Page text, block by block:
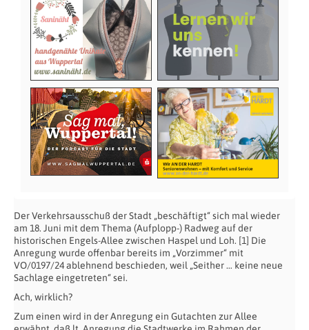
Der Verkehrsausschuß der Stadt „beschäftigt“ sich mal wieder
am 18. Juni mit dem Thema (Aufplopp-) Radweg auf der
historischen Engels-Allee zwischen Haspel und Loh. [1] Die
Anregung wurde offenbar bereits im „Vorzimmer“ mit
VO/0197/24 ablehnend beschieden, weil „Seither … keine neue
Sachlage eingetreten“ sei.
Ach, wirklich?
Zum einen wird in der Anregung ein Gutachten zur Allee